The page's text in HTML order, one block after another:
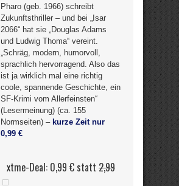
Pharo (geb. 1966) schreibt
Zukunftsthriller – und bei „Isar
2066“ hat sie „Douglas Adams
und Ludwig Thoma“ vereint.
„Schräg, modern, humorvoll,
sprachlich hervorragend. Also das
ist ja wirklich mal eine richtig
coole, spannende Geschichte, ein
SF-Krimi vom Allerfeinsten“
(Lesermeinung) (ca. 155
Normseiten) – kurze Zeit nur
0,99 €
xtme-Deal: 0,99 € statt 2,99